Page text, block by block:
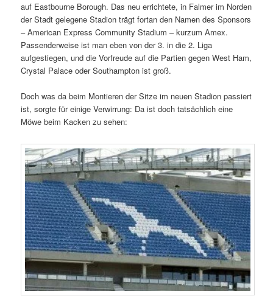
auf Eastbourne Borough. Das neu errichtete, in Falmer im Norden
der Stadt gelegene Stadion trägt fortan den Namen des Sponsors
– American Express Community Stadium – kurzum Amex.
Passenderweise ist man eben von der 3. in die 2. Liga
aufgestiegen, und die Vorfreude auf die Partien gegen West Ham,
Crystal Palace oder Southampton ist groß.
Doch was da beim Montieren der Sitze im neuen Stadion passiert
ist, sorgte für einige Verwirrung: Da ist doch tatsächlich eine
Möwe beim Kacken zu sehen: